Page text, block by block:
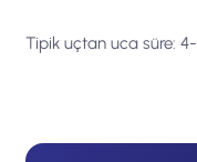
Tipik uçtan uca süre: